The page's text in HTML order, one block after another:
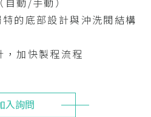
的底部設計與沖洗閥結構
加快製程流程
入詢問